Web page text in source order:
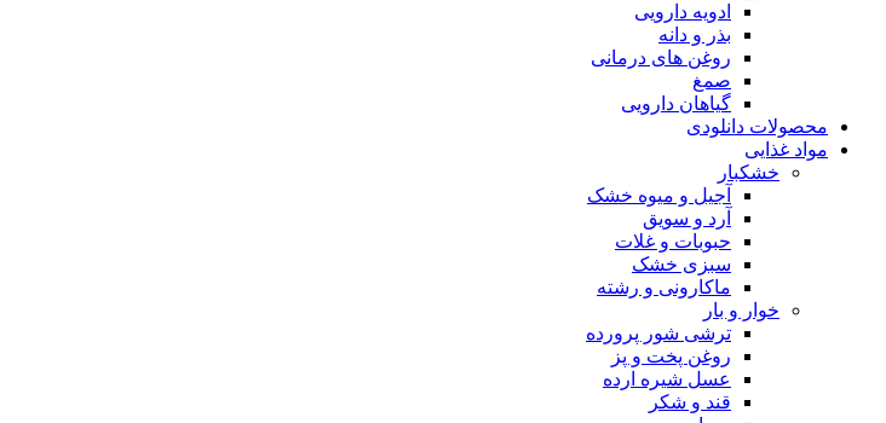
ادویه دارویی
بذر و دانه
روغن های درمانی
صمغ
گیاهان دارویی
محصولات دانلودی
مواد غذایی
خشکبار
آجیل و میوه خشک
آرد و سویق
حبوبات و غلات
سبزی خشک
ماکارونی و رشته
خوار و بار
ترشی شور پرورده
روغن پخت و پز
عسل شیره ارده
قند و شکر